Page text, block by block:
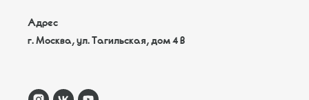
Адрес
г. Москва, ул. Тагильская, дом 4 В